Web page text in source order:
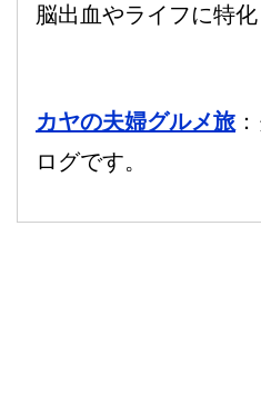
脳出血やライフに特化
カヤの夫婦グルメ旅
ログです。